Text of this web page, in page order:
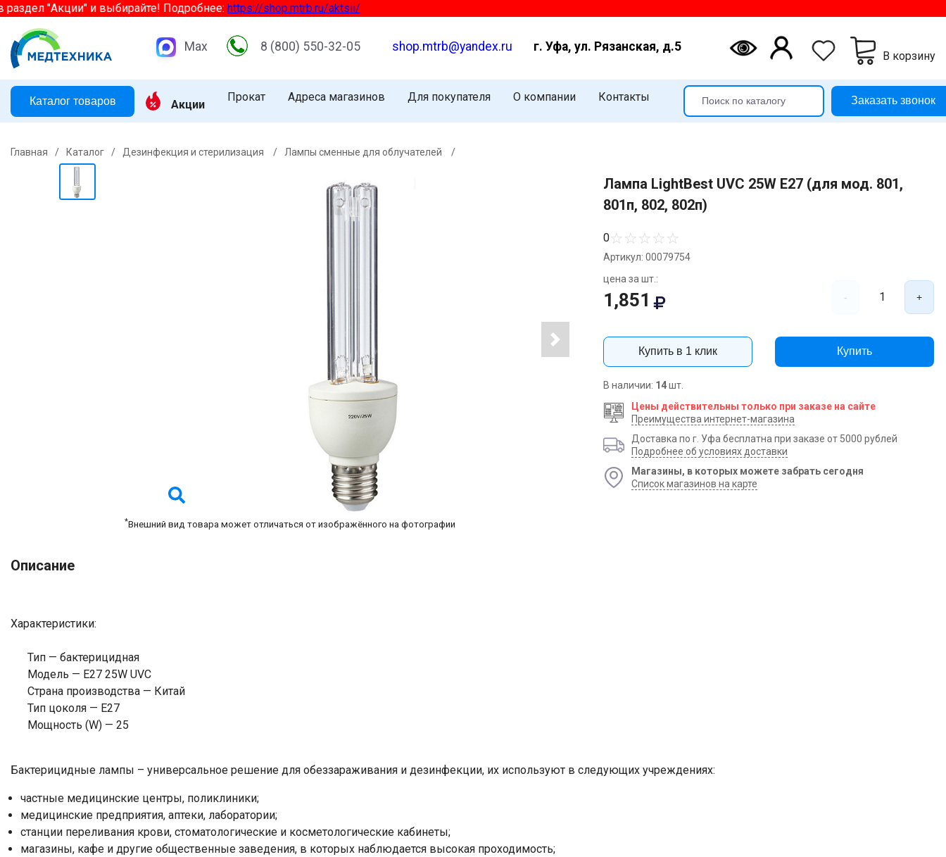
"Акции" и выбирайте! Подробнее:https://shop.mtrb.ru/aktsii/
Max 8 (800) 550-32-05 shop.mtrb@yandex.ru г. Уфа, ул. Рязанская, д.5
В корзину
Каталог товаров Акции
Прокат Адреса магазинов Для покупателя О компании Контакты Заказать звонок
Главная / Каталог / Дезинфекция и стерилизация / Лампы сменные для облучателей /
*Внешний вид товара может отличаться от изображённого на фотографии
Лампа LightBest UVC 25W E27 (для мод. 801,
801п, 802, 802п)
0☆☆☆☆☆
Артикул: 00079754
цена за шт.:
1,851 - 1 +
Купить в 1 клик Купить
В наличии: 14шт.
Цены действительны только при заказе на сайте
Преимущества интернет-магазина
Доставка по г. Уфа бесплатна при заказе от 5000 рублей
Подробнее об условиях доставки
Магазины, в которых можете забрать сегодня
Список магазинов на карте
Описание
Характеристики:
Тип — бактерицидная
Модель — E27 25W UVC
Страна производства — Китай
Тип цоколя — E27
Мощность (W) — 25
Бактерицидные лампы – универсальное решение для обеззараживания и дезинфекции, их используют в следующих учреждениях:
частные медицинские центры, поликлиники;
медицинские предприятия, аптеки, лаборатории;
станции переливания крови, стоматологические и косметологические кабинеты;
магазины, кафе и другие общественные заведения, в которых наблюдается высокая проходимость;